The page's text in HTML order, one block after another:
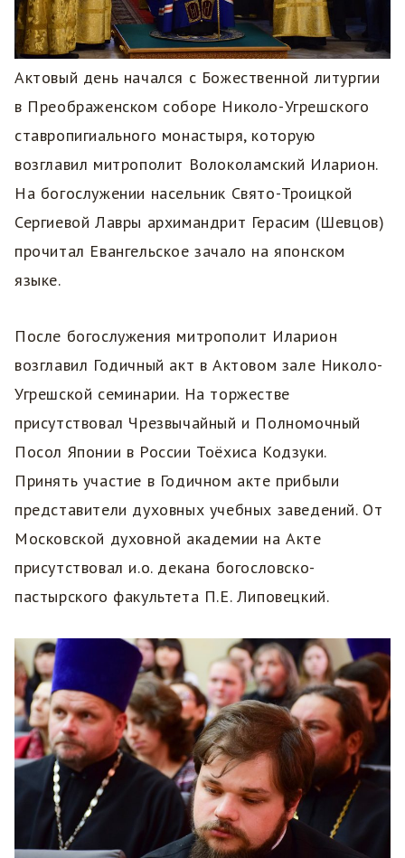
Актовый день начался с Божественной литургии
в Преображенском соборе Николо-Угрешского
ставропигиального монастыря, которую
возглавил митрополит Волоколамский Иларион.
На богослужении насельник Свято-Троицкой
Сергиевой Лавры архимандрит Герасим (Шевцов)
прочитал Евангельское зачало на японском
языке.
После богослужения митрополит Иларион
возглавил Годичный акт в Актовом зале Николо-
Угрешской семинарии. На торжестве
присутствовал Чрезвычайный и Полномочный
Посол Японии в России Тоёхиса Кодзуки.
Принять участие в Годичном акте прибыли
представители духовных учебных заведений. От
Московской духовной академии на Акте
присутствовал и.о. декана богословско-
пастырского факультета П.Е. Липовецкий.